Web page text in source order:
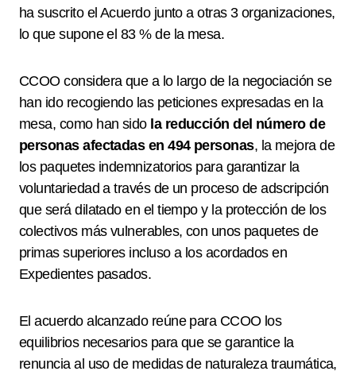
ha suscrito el Acuerdo junto a otras 3 organizaciones,
lo que supone el 83 % de la mesa.
CCOO considera que a lo largo de la negociación se
han ido recogiendo las peticiones expresadas en la
mesa, como han sido la reducción del número de
personas afectadas en 494 personas, la mejora de
los paquetes indemnizatorios para garantizar la
voluntariedad a través de un proceso de adscripción
que será dilatado en el tiempo y la protección de los
colectivos más vulnerables, con unos paquetes de
primas superiores incluso a los acordados en
Expedientes pasados.
El acuerdo alcanzado reúne para CCOO los
equilibrios necesarios para que se garantice la
renuncia al uso de medidas de naturaleza traumática,